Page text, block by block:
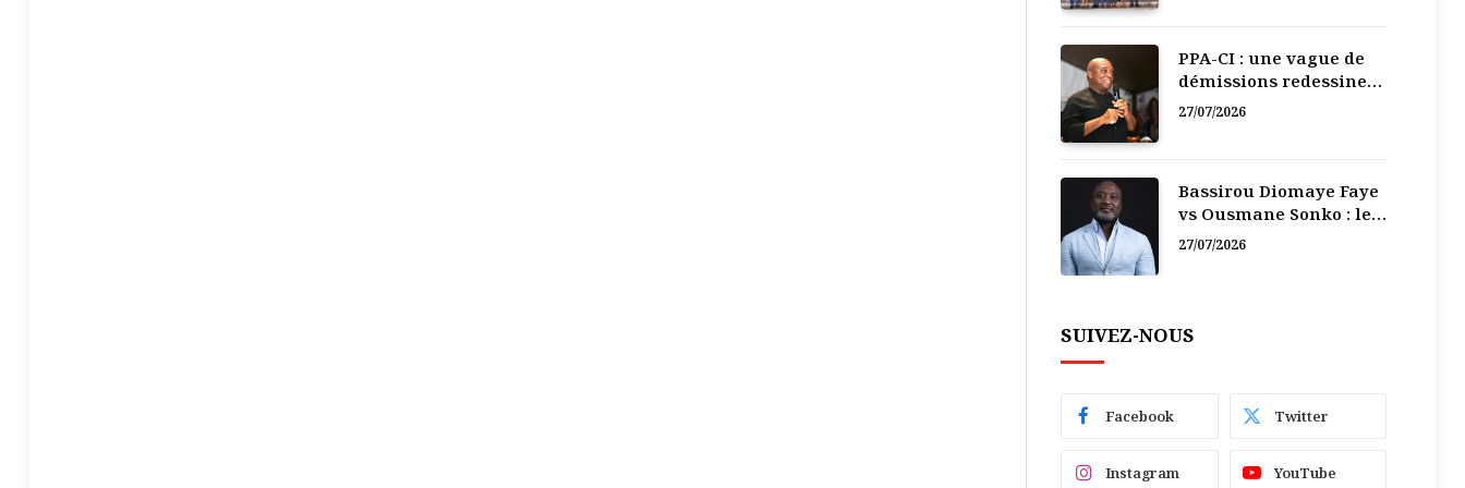
PPA-CI : une vague de
démissions redessine
la recomposition
27/07/2026
Bassirou Diomaye Faye
vs Ousmane Sonko : le
vacarme du pouvoir ne
27/07/2026
SUIVEZ-NOUS
Facebook Twitter
Instagram YouTube